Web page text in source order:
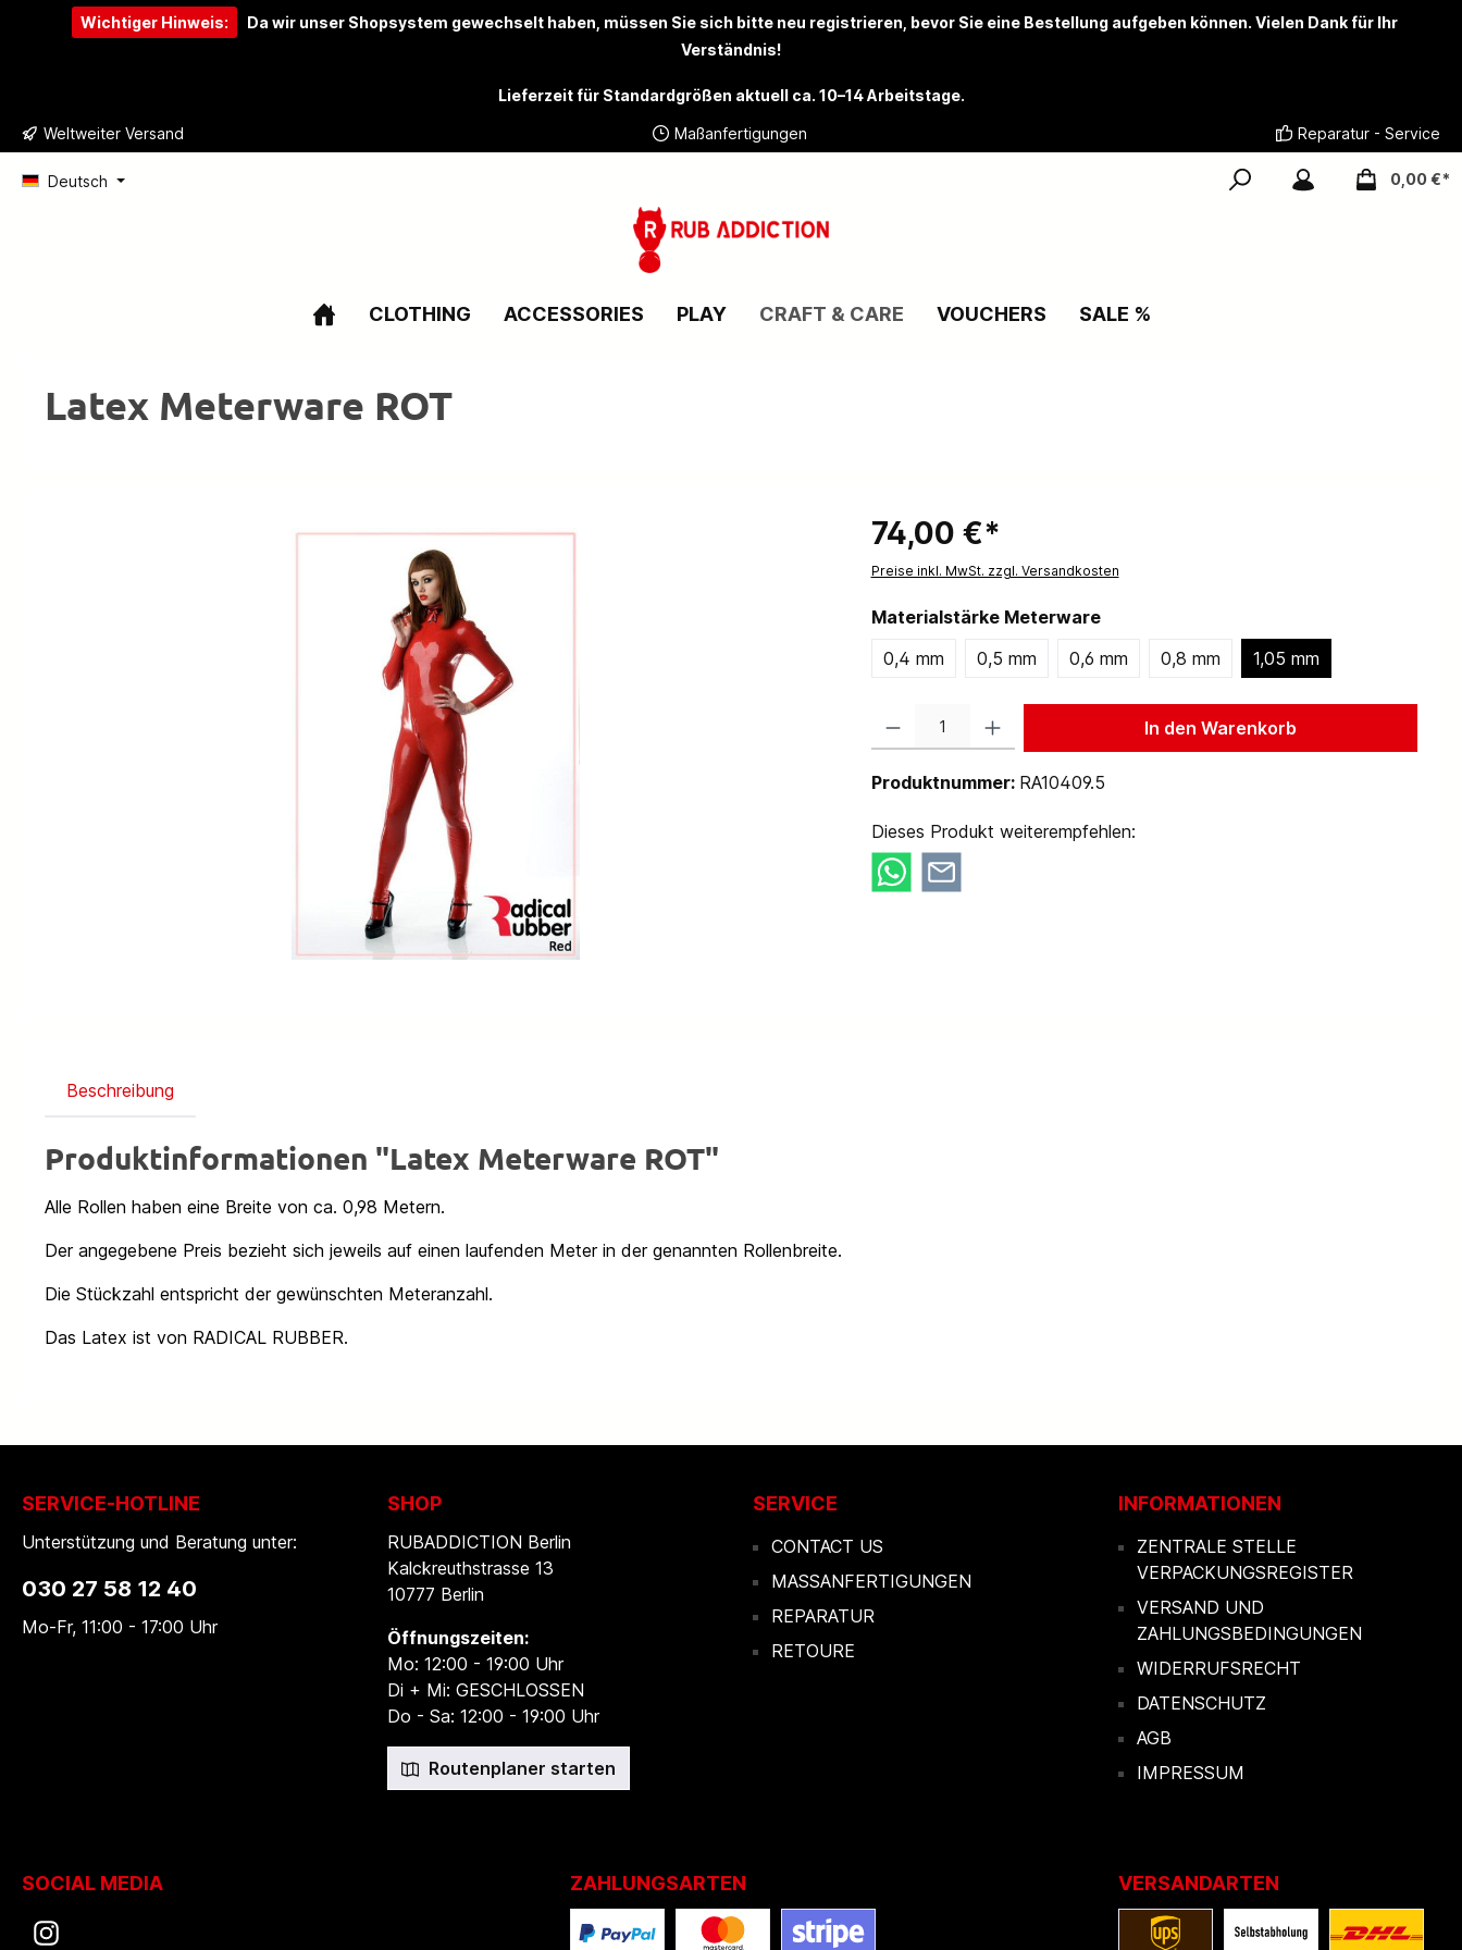
springen Zur Hauptnavigation springen
Wichtiger Hinweis: Da wir unser Shopsystem gewechselt haben, müssen Sie sich bitte neu registrieren , bevor Sie eine Bestellung aufgeben können. Vielen Dank für Ihr
Verständnis!
Lieferzeit für Standardgrößen aktuell ca. 10–14 Arbeitstage.
Weltweiter Versand Maßanfertigungen Reparatur - Service
Deutsch 0,00 €*
CLOTHING ACCESSORIES PLAY CRAFT & CARE VOUCHERS SALE %
Latex Meterware ROT
74,00 €*
Preise inkl. MwSt. zzgl. Versandkosten
Materialstärke Meterware
0,4 mm
0,5 mm 0,6 mm 0,8 mm 1,05 mm
In den Warenkorb
Produktnummer: RA10409.5
Dieses Produkt weiterempfehlen:
Beschreibung
Produktinformationen "Latex Meterware ROT"
Alle Rollen haben eine Breite von ca. 0,98 Metern.
Der angegebene Preis bezieht sich jeweils auf einen laufenden Meter in der genannten Rollenbreite.
Die Stückzahl entspricht der gewünschten Meteranzahl.
Das Latex ist von RADICAL RUBBER.
SHOP
RUBADDICTION Berlin
Kalckreuthstrasse 13
10777 Berlin
Öffnungszeiten:
Mo: 12:00 - 19:00 Uhr
Di + Mi: GESCHLOSSEN
Do - Sa: 12:00 - 19:00 Uhr
Routenplaner starten
SERVICE
CONTACT US
MASSANFERTIGUNGEN
REPARATUR
RETOURE
INFORMATIONEN
ZENTRALE STELLE
VERPACKUNGSREGISTER
VERSAND UND
ZAHLUNGSBEDINGUNGEN
WIDERRUFSRECHT
DATENSCHUTZ
AGB
IMPRESSUM
SERVICE-HOTLINE
Unterstützung und Beratung unter:
030 27 58 12 40
Mo-Fr, 11:00 - 17:00 Uhr
SOCIAL MEDIA ZAHLUNGSARTEN VERSANDARTEN